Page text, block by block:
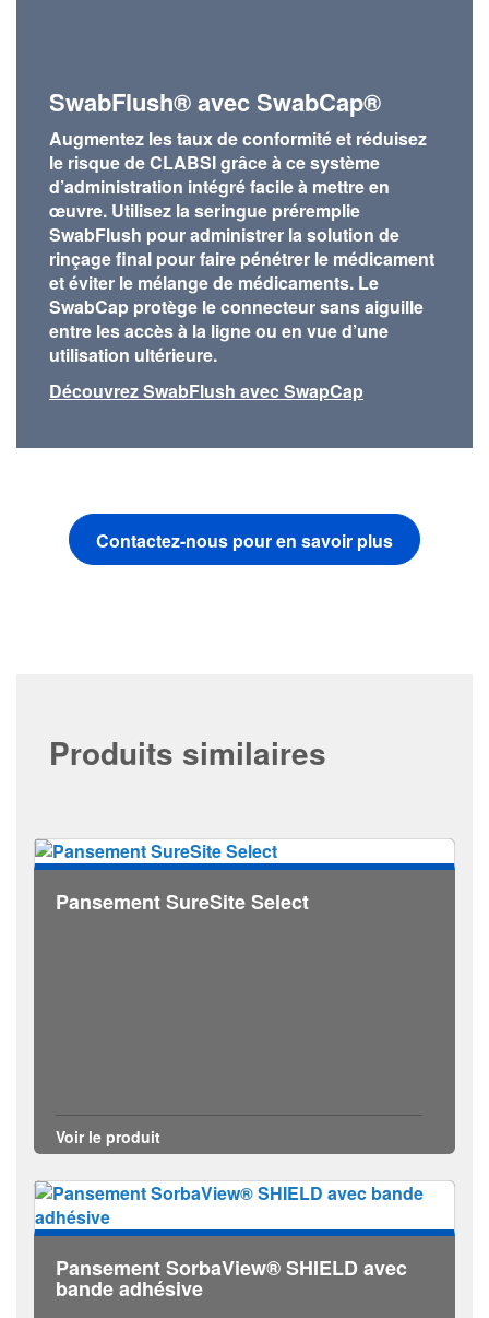
SwabFlush® avec SwabCap®
Augmentez les taux de conformité et réduisez
le risque de CLABSI grâce à ce système
d’administration intégré facile à mettre en
œuvre. Utilisez la seringue préremplie
SwabFlush pour administrer la solution de
rinçage final pour faire pénétrer le médicament
et éviter le mélange de médicaments. Le
SwabCap protège le connecteur sans aiguille
entre les accès à la ligne ou en vue d’une
utilisation ultérieure.
Découvrez SwabFlush avec SwapCap
Contactez-nous pour en savoir plus
Produits similaires
Pansement SureSite Select
Voir le produit
Pansement SorbaView® SHIELD avec
bande adhésive